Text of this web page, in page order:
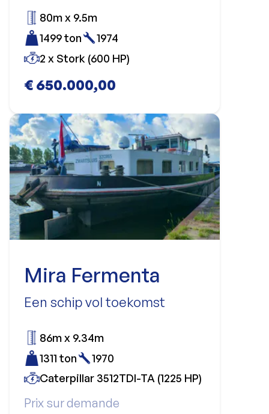
€ 650.000,00
80m x 9.5m
1499 ton
1974
2 x Stork (600 HP)
Mira Fermenta
Een schip vol toekomst
Prix sur demande
86m x 9.34m
1311 ton
1970
Caterpillar 3512TDI-TA (1225 HP)